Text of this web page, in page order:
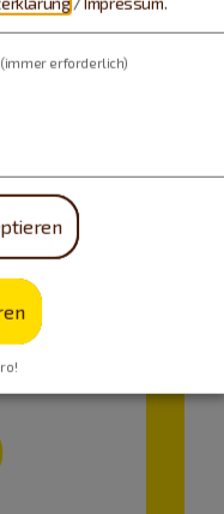
(immer erforderlich)